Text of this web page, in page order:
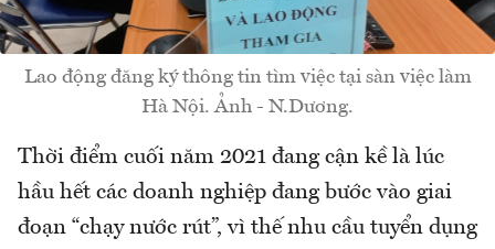
Lao động đăng ký thông tin tìm việc tại sàn việc làm
Hà Nội. Ảnh - N.Dương.
Thời điểm cuối năm 2021 đang cận kề là lúc
hầu hết các doanh nghiệp đang bước vào giai
đoạn “chạy nước rút”, vì thế nhu cầu tuyển dụng